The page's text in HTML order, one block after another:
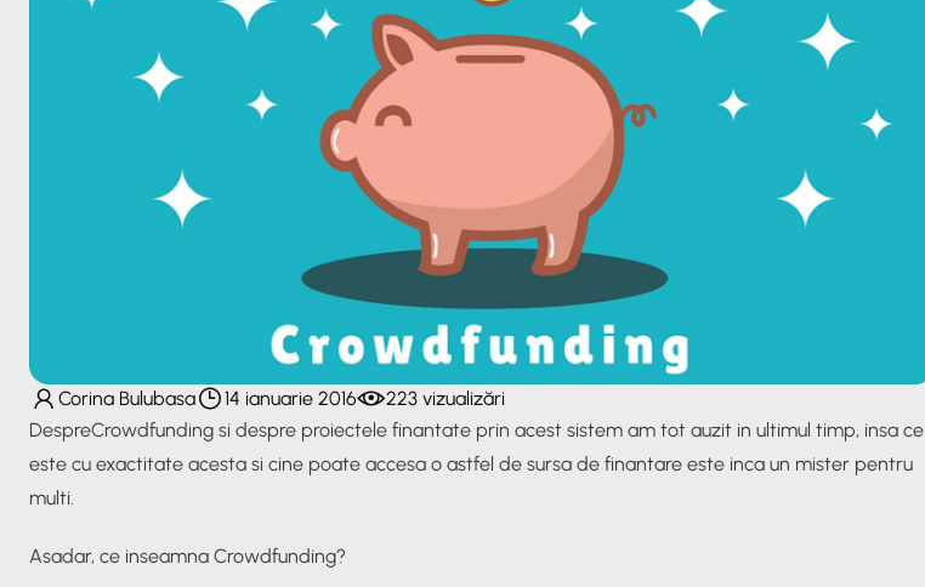
Corina Bulubasa 14 ianuarie 2016
223 vizualizări
DespreCrowdfunding si despre proiectele finantate prin acest sistem am tot auzit in ultimul timp, insa ce
este cu exactitate acesta si cine poate accesa o astfel de sursa de finantare este inca un mister pentru
multi.
Asadar, ce inseamna Crowdfunding?